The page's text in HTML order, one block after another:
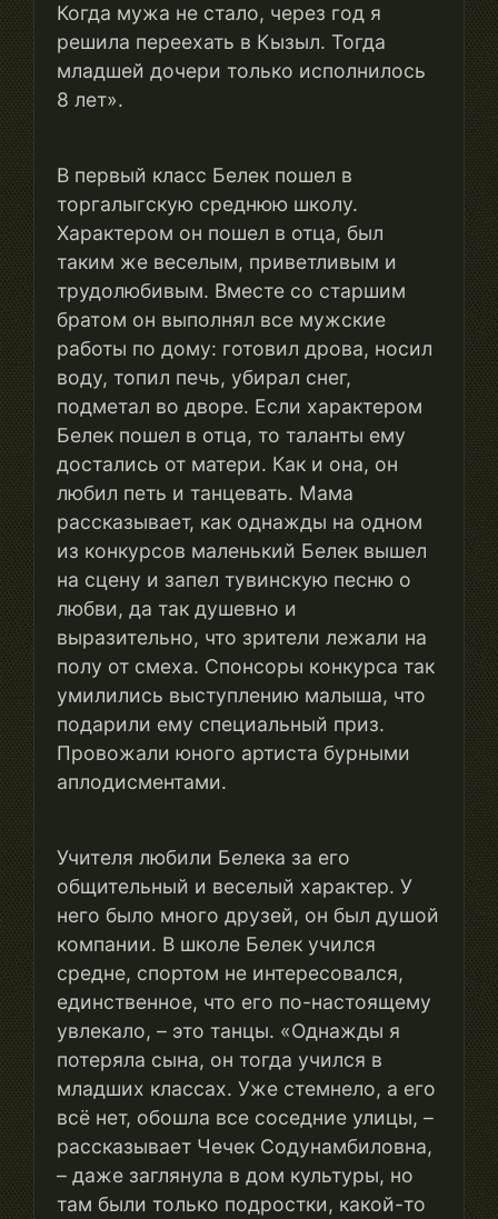
Когда мужа не стало, через год я
решила переехать в Кызыл. Тогда
младшей дочери только исполнилось
8 лет».
В первый класс Белек пошел в
торгалыгскую среднюю школу.
Характером он пошел в отца, был
таким же веселым, приветливым и
трудолюбивым. Вместе со старшим
братом он выполнял все мужские
работы по дому: готовил дрова, носил
воду, топил печь, убирал снег,
подметал во дворе. Если характером
Белек пошел в отца, то таланты ему
достались от матери. Как и она, он
любил петь и танцевать. Мама
рассказывает, как однажды на одном
из конкурсов маленький Белек вышел
на сцену и запел тувинскую песню о
любви, да так душевно и
выразительно, что зрители лежали на
полу от смеха. Спонсоры конкурса так
умилились выступлению малыша, что
подарили ему специальный приз.
Провожали юного артиста бурными
аплодисментами.
Учителя любили Белека за его
общительный и веселый характер. У
него было много друзей, он был душой
компании. В школе Белек учился
средне, спортом не интересовался,
единственное, что его по-настоящему
увлекало, – это танцы. «Однажды я
потеряла сына, он тогда учился в
младших классах. Уже стемнело, а его
всё нет, обошла все соседние улицы, –
рассказывает Чечек Содунамбиловна,
– даже заглянула в дом культуры, но
там были только подростки, какой-то